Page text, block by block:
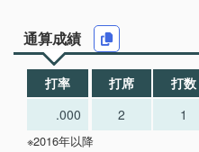
通算成績
打率 打席 打数
.000
2 1
※2016年以降